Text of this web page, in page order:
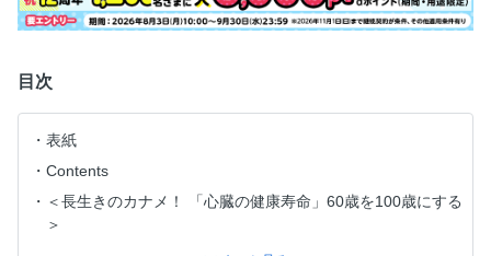
目次
表紙
Contents
＜長生きのカナメ！ 「心臓の健康寿命」60歳を100歳にする
＞